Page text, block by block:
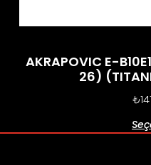
AKRAPOVIC E-
26)
₺